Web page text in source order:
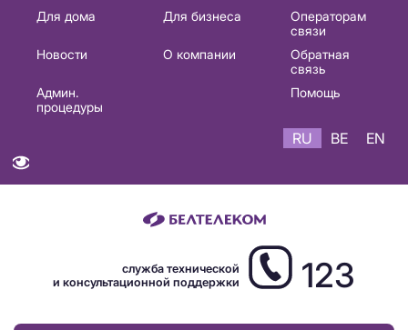
Основная
навигация
Для дома Для бизнеса
Операторам
связи
Новости
О компании
Обратная
связь
Админ.
процедуры
Помощь
RU BE EN
служба технической
и консультационной поддержки
123